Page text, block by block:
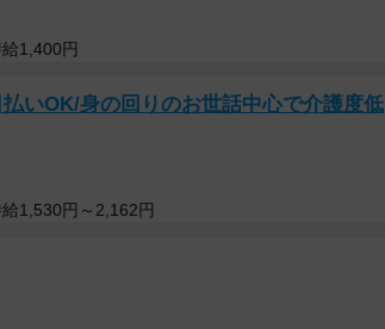
1,400円
いOK/身の回りのお世話中心で介護度低
1,530円～2,162円